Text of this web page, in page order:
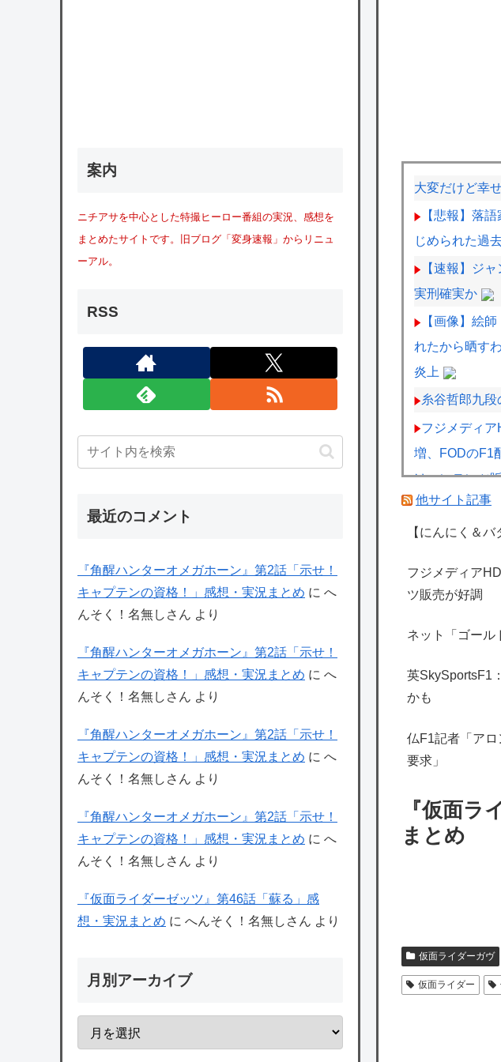
大変だけど幸
【悲報】落
じめられた過
【速報】ジ
実刑確実か
【画像】絵
れたから晒す
炎上
糸谷哲郎九
フジメディ
増、FODのF1
けコンテンツ
SuperGT：
がGT500→ブ
海外「日本は
海外「勘弁
韓国人「実は
のは韓国人で
応
海外「日本
本地震直後の
れたキャラの
他サイト記事
【にんにく＆
フジメディア
ツ販売が好調
ネット「ゴー
英SkySportsF1
かも
仏F1記者「ア
要求」
『仮面ラ
まとめ
仮面ライダーガヴ
仮面ライダー
案内
ニチアサを中心とした特撮ヒーロー番組の実況、感想を
まとめたサイトです。旧ブログ「変身速報」からリニュ
ーアル。
RSS
最近のコメント
『角醒ハンターオメガホーン』第2話「示せ！
キャプテンの資格！」感想・実況まとめ に へ
んそく！名無しさん より
『角醒ハンターオメガホーン』第2話「示せ！
キャプテンの資格！」感想・実況まとめ に へ
んそく！名無しさん より
『角醒ハンターオメガホーン』第2話「示せ！
キャプテンの資格！」感想・実況まとめ に へ
んそく！名無しさん より
『角醒ハンターオメガホーン』第2話「示せ！
キャプテンの資格！」感想・実況まとめ に へ
んそく！名無しさん より
『仮面ライダーゼッツ』第46話「蘇る」感
想・実況まとめ に へんそく！名無しさん より
月別アーカイブ